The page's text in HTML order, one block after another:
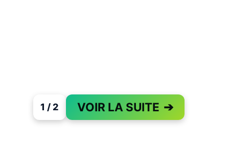
1 / 2 VOIR LA SUITE ➔
PAGE 1 OF 2